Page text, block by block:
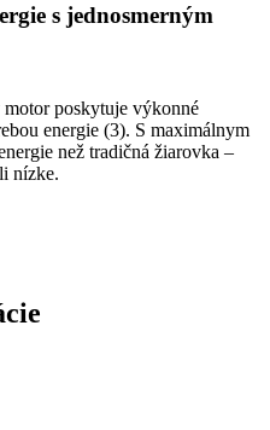
s jednosmerným
poskytuje výkonné
energie (3). S maximálnym
než tradičná žiarovka –
nízke.